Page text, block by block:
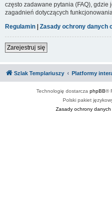
często zadawane pytania (FAQ),
zagadnień dotyczących
Regulamin | Zasady ochrony danych
Zarejestruj się
Szlak Templariuszy Platformy
Technologię dostarcza phpBB®
Polski pakiet
Zasady ochrony danych